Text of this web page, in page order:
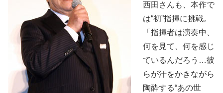
西田さんも、本作で
は“初”指揮に挑戦。
「指揮者は演奏中、
何を見て、何を感じ
ているんだろう…彼
らが汗をかきながら
陶酔する“あの世